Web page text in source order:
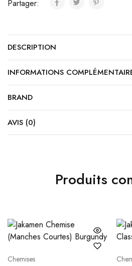
Partager:
DESCRIPTION
INFORMATIONS
BRAND
AVIS (0)
Produits
Chemises